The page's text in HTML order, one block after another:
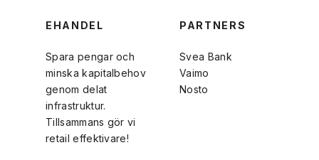
EHANDEL
Spara pengar och
minska kapitalbehov
genom delat
infrastruktur.
Tillsammans gör vi
retail effektivare!
PARTNERS
Svea Bank
Vaimo
Nosto